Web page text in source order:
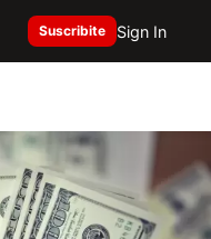
Suscribite Sign In